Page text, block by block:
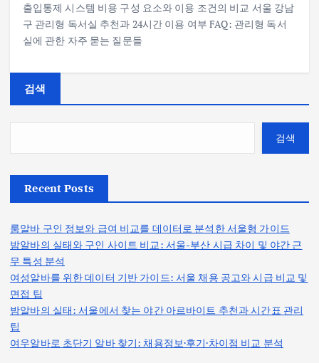
출입통제 시스템 비용 구성 요소와 이용 조건의 비교 서울 강남
구 관리형 독서실 추천과 24시간 이용 여부 FAQ: 관리형 독서
실에 관한 자주 묻는 질문들
검색
검색
Recent Posts
룸알바 구인 정보와 급여 비교를 데이터로 분석한 서울형 가이드
밤알바의 실태와 구인 사이트 비교: 서울-부산 시급 차이 및 야간 근
무 특성 분석
여성알바를 위한 데이터 기반 가이드: 서울 채용 공고와 시급 비교 및
면접 팁
밤알바의 실태: 서울에서 찾는 야간 아르바이트 추천과 시간표 관리
팁
여우알바로 초단기 알바 찾기: 채용정보·후기·차이점 비교 분석